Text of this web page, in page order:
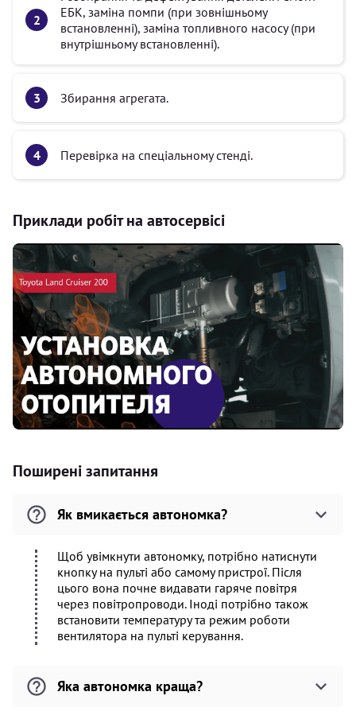
ЕБК, заміна помпи (при зовнішньому
встановленні), заміна топливного насосу (при
внутрішньому встановленні).
Збирання агрегата.
Перевірка на спеціальному стенді.
Приклади робіт на автосервісі
Поширені запитання
Як вмикається автономка?
Щоб увімкнути автономку, потрібно натиснути
кнопку на пульті або самому пристрої. Після
цього вона почне видавати гаряче повітря
через повітропроводи. Іноді потрібно також
встановити температуру та режим роботи
вентилятора на пульті керування.
Яка автономка краща?